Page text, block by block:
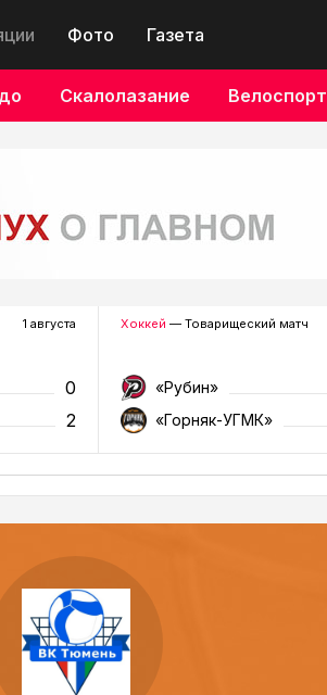
Фото Газета
Скалолазание Велоспорт
1 августа
0
2
Хоккей — Товарищеский матч
«Рубин»
«Горняк-УГМК»